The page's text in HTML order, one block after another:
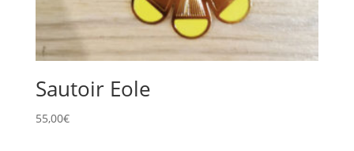
Sautoir Eole
55,00€